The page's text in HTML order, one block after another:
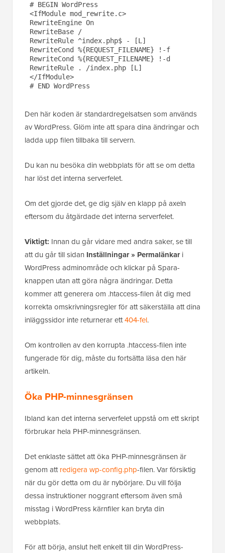
# BEGIN WordPress
<IfModule mod_rewrite.c>
RewriteEngine On
RewriteBase /
RewriteRule ^index.php$ - [L]
RewriteCond %{REQUEST_FILENAME} !-f
RewriteCond %{REQUEST_FILENAME} !-d
RewriteRule . /index.php [L]
</IfModule>
Den här koden är standardregelsatsen som används
av WordPress. Glöm inte att spara dina ändringar och
ladda upp filen tillbaka till servern.
Du kan nu besöka din webbplats för att se om detta
har löst det interna serverfelet.
Om det gjorde det, ge dig själv en klapp på axeln
eftersom du åtgärdade det interna serverfelet.
Viktigt: Innan du går vidare med andra saker, se till
att du går till sidan Inställningar » Permalänkari
WordPress adminområde och klickar på Spara-
knappen utan att göra några ändringar. Detta
kommer att generera om .htaccess-filen åt dig med
korrekta omskrivningsregler för att säkerställa att dina
inläggssidor inte returnerar ett404-fel.
Om kontrollen av den korrupta .htaccess-filen inte
fungerade för dig, måste du fortsätta läsa den här
artikeln.
Öka PHP-minnesgränsen
Ibland kan det interna serverfelet uppstå om ett skript
förbrukar hela PHP-minnesgränsen.
Det enklaste sättet att öka PHP-minnesgränsen är
genom attredigera wp-config.php-filen. Var försiktig
när du gör detta om du är nybörjare. Du vill följa
dessa instruktioner noggrant eftersom även små
misstag i WordPress kärnfiler kan bryta din
webbplats.
För att börja, anslut helt enkelt till din WordPress-